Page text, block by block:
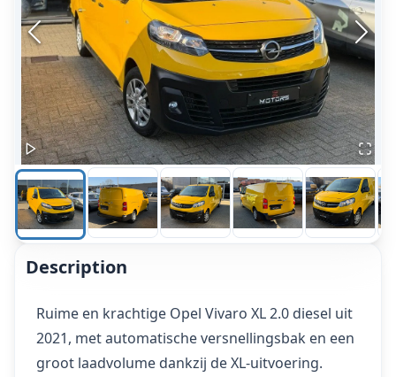
Description
Ruime en krachtige Opel Vivaro XL 2.0 diesel uit
2021, met automatische versnellingsbak en een
groot laadvolume dankzij de XL-uitvoering.